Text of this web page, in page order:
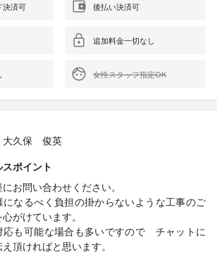
決済可 後払い決済可
追加料金一切なし
女性スタッフ指定OK
大久保 俊英
ポイント
お問い合わせください。
になるべく負担の掛からないような工事のご
がけています。
応も可能な場合も多いですので チャットに
頂ければと思います。